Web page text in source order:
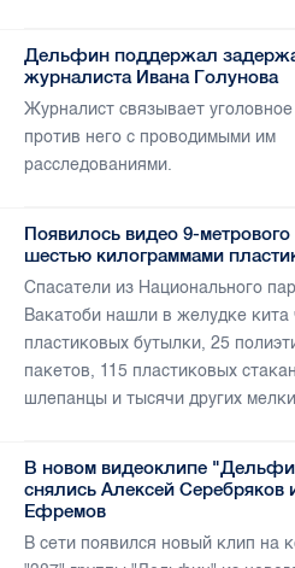
Дельфин поддержал
журналиста Ивана Голунова
Журналист связывает
против него с проводимыми им
расследованиями.
Появилось видео 9-метрового
шестью килограммами
Спасатели из Национального
Вакатоби нашли в желудке кита
пластиковых бутылки, 25
пакетов, 115 пластиковых
шлепанцы и тысячи других
В новом видеоклипе
снялись Алексей Серебряков
Ефремов
В сети появился новый клип на